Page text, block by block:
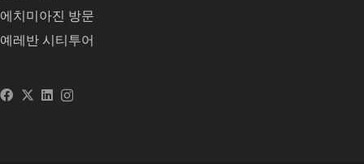
에치미아진 방문
예레반 시티투어